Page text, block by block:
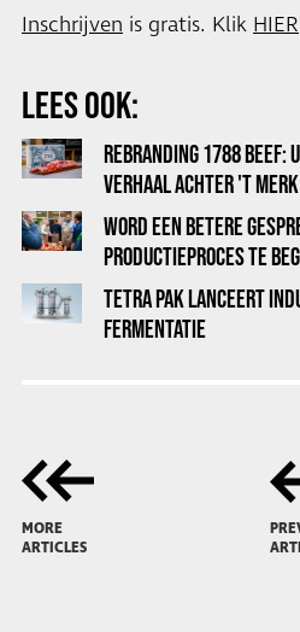
Inschrijven is gratis. Klik HIER
LEES OOK:
REBRANDING 1788 BEEF:
VERHAAL ACHTER 'T MERK
WORD EEN BETERE
PRODUCTIEPROCES TE
TETRA PAK LANCEERT
FERMENTATIE
MORE
ARTICLES